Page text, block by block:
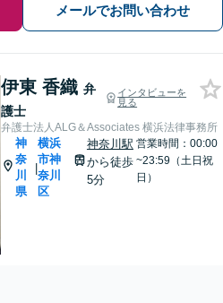
メールでお問い合わせ
伊東 香織 弁
護士
インタビューを
見る
弁護士法人ALG＆Associates 横浜法律事務所
神
奈
川
県
|
横浜
市神
奈川
区
神奈川駅
から徒歩
5分
営業時間：00:00
~23:59（土日祝
日）